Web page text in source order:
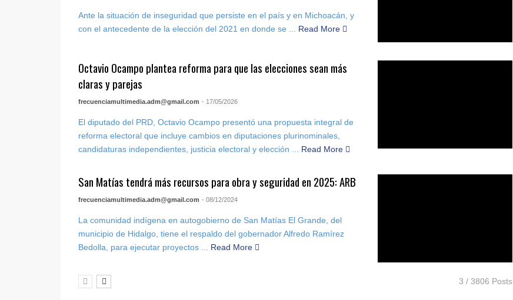
Ante la situación de inseguridad que persiste en el país y en Michoacán, y
con el antecedente de la elección del 2021 en donde se ...
Read More
Octavio Ocampo plantea reforma para que las elecciones sean más
claras y parejas
frecuenciamultimedia.adm@gmail.com - 17/05/2026
El diputado del PRD, Octavio Ocampo presentó una propuesta integral de
reforma electoral que incluye cambios en diputaciones plurinominales,
candidaturas independientes, justicia electoral y elección ...
Read More
San Matías tendrá más recursos para obra y seguridad en 2025: ARB
frecuenciamultimedia.adm@gmail.com - 08/12/2024
La comunidad indígena en autogobierno de San Matías El Grande, del
municipio de Hidalgo, tiene el respaldo del gobernador Alfredo Ramírez
Bedolla, para ejecutar proyectos ...
Read More
3 / 3806 Posts